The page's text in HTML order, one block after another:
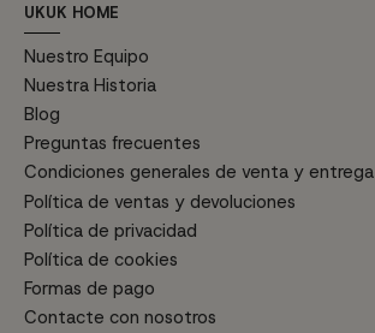
UKUK HOME
Nuestro Equipo
Nuestra Historia
Blog
Preguntas frecuentes
Condiciones generales de venta y entrega
Política de ventas y devoluciones
Política de privacidad
Política de cookies
Formas de pago
Contacte con nosotros